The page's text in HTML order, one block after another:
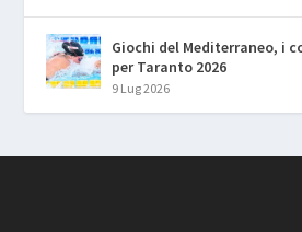
Giochi del Mediterraneo, i
per Taranto 2026
9 Lug 2026